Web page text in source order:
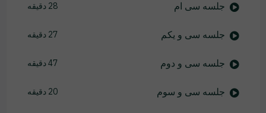
جلسه سی ام 28 دقیقه
جلسه سی و یکم 27 دقیقه
جلسه سی و دوم 47 دقیقه
جلسه سی و سوم 20 دقیقه